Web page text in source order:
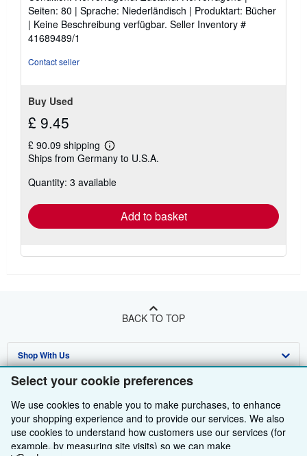
Select your cookie preferences
We use cookies to enable you to make purchases, to enhance
your shopping experience and to provide our services. We also
use cookies to understand how customers use our services (for
example, by measuring site visits) so we can make
5
out
of
Seiten: 80 | Sprache: Niederländisch | Produktart: Bücher
| Keine Beschreibung verfügbar. Seller Inventory #
41689489/1
Contact seller
Buy Used
£ 9.45
£ 90.09 shipping
Learn
more
shipping
Ships from Germany to U.S.A.
Quantity: 3 available
Add to basket
BACK TO TOP
Shop With Us
Advanced Search
Browse Collections
My Account
Sell With Us
Start Selling
Join Our Affiliate Programme
About Us
About AbeBooks
Find Help